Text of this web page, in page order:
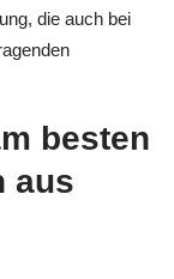
die auch bei
besten
aus